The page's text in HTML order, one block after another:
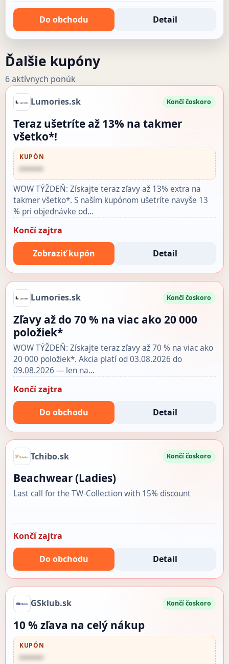
Do obchodu Detail
Ďalšie kupóny
6 aktívnych ponúk
Lumories.sk Končí čoskoro
Teraz ušetríte až 13% na takmer
všetko*!
KUPÓN
••••••
WOW TÝŽDEŇ: Získajte teraz zľavy až 13% extra na
takmer všetko*. S naším kupónom ušetríte navyše 13
% pri objednávke od…
Končí zajtra
Zobraziť kupón Detail
Lumories.sk Končí čoskoro
Zľavy až do 70 % na viac ako 20 000
položiek*
WOW TÝŽDEŇ: Získajte teraz zľavy až 70 % na viac ako
20 000 položiek*. Akcia platí od 03.08.2026 do
09.08.2026 — len na…
Končí zajtra
Do obchodu Detail
Tchibo.sk Končí čoskoro
Beachwear (Ladies)
Last call for the TW-Collection with 15% discount
Končí zajtra
Do obchodu Detail
GSklub.sk Končí čoskoro
10 % zľava na celý nákup
KUPÓN
••••••